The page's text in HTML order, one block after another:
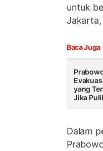
untuk
Baca Juga
yang
Jika
Dalam